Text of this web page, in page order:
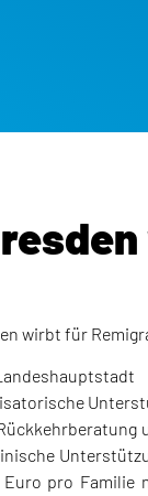
wirbt für
Euro pro Familie